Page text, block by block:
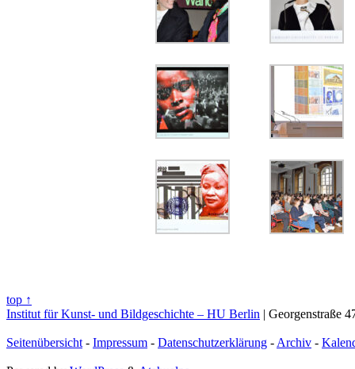
top ↑
Institut für Kunst- und Bildgeschichte – HU Berlin | Georgenstraße
Seitenübersicht - Impressum - Datenschutzerklärung - Archiv -